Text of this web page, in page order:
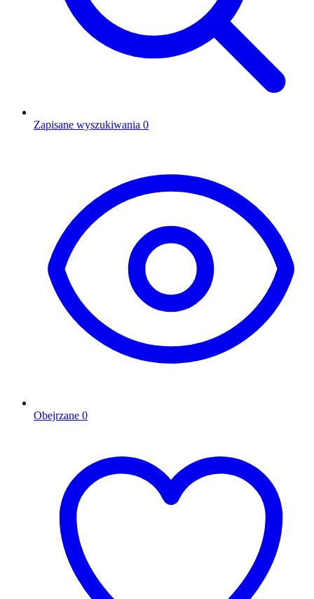
Zapisane wyszukiwania 0
Obejrzane 0